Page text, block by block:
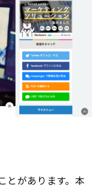
とがあります。本